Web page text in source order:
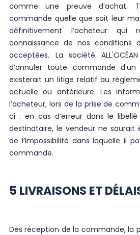
comme une preuve d’achat.
commande quelle que soit leur
définitivement l’acheteur qui
connaissance de nos conditions
acceptées. La société
d’annuler toute commande
existerait un litige relatif au
actuelle ou antérieure. Les
l’acheteur, lors de la prise de
ci : en cas d’erreur dans le
destinataire, le vendeur ne saurait
de l’impossibilité dans laquelle il
commande.
5 LIVRAISONS ET
Dès réception de la commande, la